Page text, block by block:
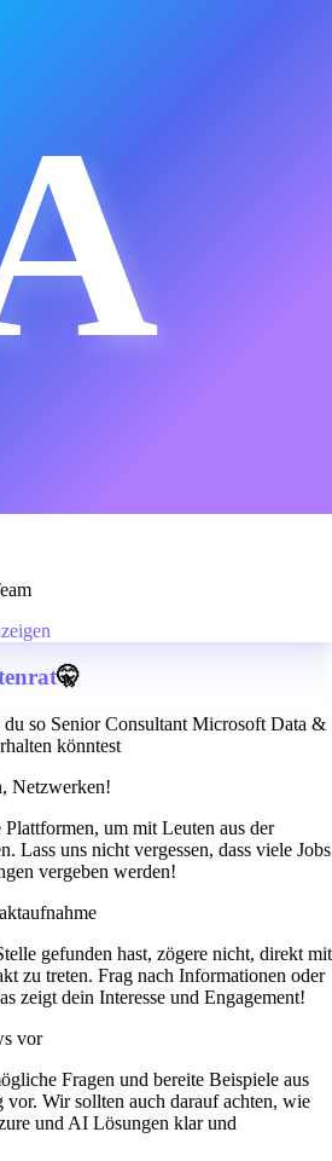
🤫
so Senior Consultant Microsoft Data &
könntest
Netzwerken!
um mit Leuten aus der
Lass uns nicht vergessen, dass viele Jobs
vergeben werden!
gefunden hast, zögere nicht, direkt mit
zu treten. Frag nach Informationen oder
zeigt dein Interesse und Engagement!
vor
Fragen und bereite Beispiele aus
vor. Wir sollten auch darauf achten, wie
und AI Lösungen klar und